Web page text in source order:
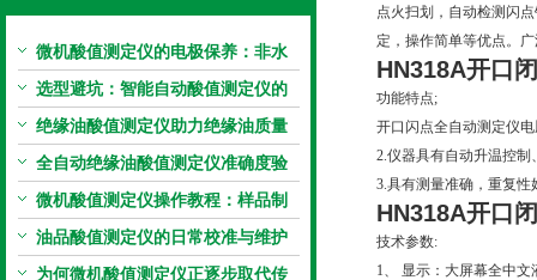
微机酸值测定仪的电极保养：非水
电极的清洗与活化方法
选型避坑：智能自动酸值测定仪的
加热功率与萃取时间关系
绝缘油酸值测定仪助力绝缘油质量
把控，降低设备故障
全自动绝缘油酸值测定仪准确度验
证：标准物质标定步骤
微机酸值测定仪操作教程：样品制
备、参数设置与结果解读
油品酸值测定仪的日常校准与维护
流程
为何微机酸值测定仪正逐步取代传
点火扫划，自动检测闪
定，操作简单等优点。
HN318A开口
功能特点;
开口闪点全自动测定仪
2.仪器具有自动升温控
3.具有测量准确，重复
HN318A开口
技术参数:
1、 显示：大屏幕全中文